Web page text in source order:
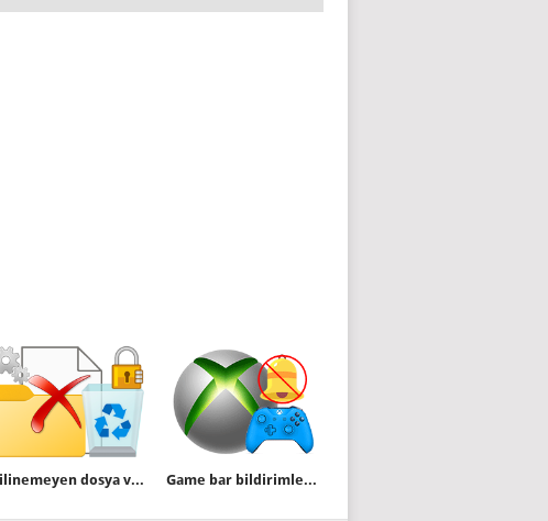
Silinemeyen dosya veya klasör için yöntemler Game bar bildirimleri nasıl kapatılır